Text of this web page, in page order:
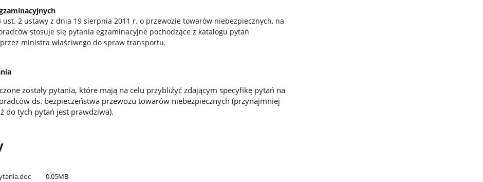
ust. 2 ustawy z dnia 19 sierpnia 2011 r. o przewozie towarów niebezpiecznych, na
stosuje się pytania egzaminacyjne pochodzące z katalogu pytań
ministra właściwego do spraw transportu.
zostały pytania, które mają na celu przybliżyć zdającym specyfikę pytań na
ds. bezpieczeństwa przewozu towarów niebezpiecznych (przynajmniej
do tych pytań jest prawdziwa).
0.05MB